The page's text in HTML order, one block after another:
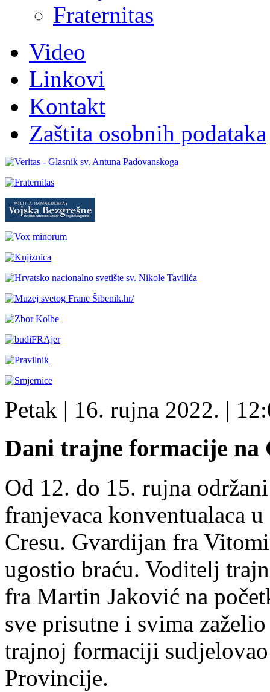
Fraternitas
Video
Linkovi
Kontakt
Zaštita osobnih podataka
Petak | 16. rujna 2022. |
Dani trajne formacije na
Od 12. do 15. rujna
franjevaca konventualaca
Cresu. Gvardijan fra
ugostio braću. Voditelj
fra Martin Jaković na
sve prisutne i svima
trajnoj formaciji
Provincije.